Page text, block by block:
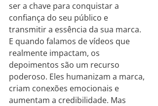
ser a chave para conquistar a
confiança do seu público e
transmitir a essência da sua marca.
E quando falamos de vídeos que
realmente impactam, os
depoimentos são um recurso
poderoso. Eles humanizam a marca,
criam conexões emocionais e
aumentam a credibilidade. Mas